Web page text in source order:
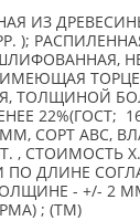
ИЗ
);
ИМЕЮЩАЯ
ТОЛЩИНОЙ
22%(ГОСТ;
ММ, СОРТ АВС,
, СТОИМОСТЬ
ДЛИНЕ
- +/- 2
; (TM)